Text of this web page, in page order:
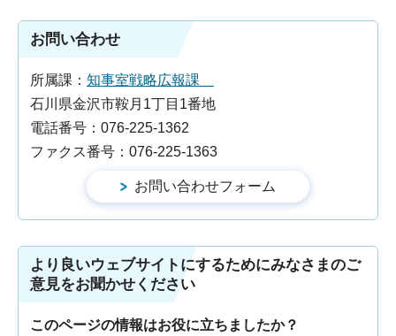
お問い合わせ
所属課： 知事室戦略広報課
石川県金沢市鞍月1丁目1番地
電話番号：076-225-1362
ファクス番号：076-225-1363
より良いウェブサイトにするためにみなさまのご
意見をお聞かせください
このページの情報はお役に立ちましたか？